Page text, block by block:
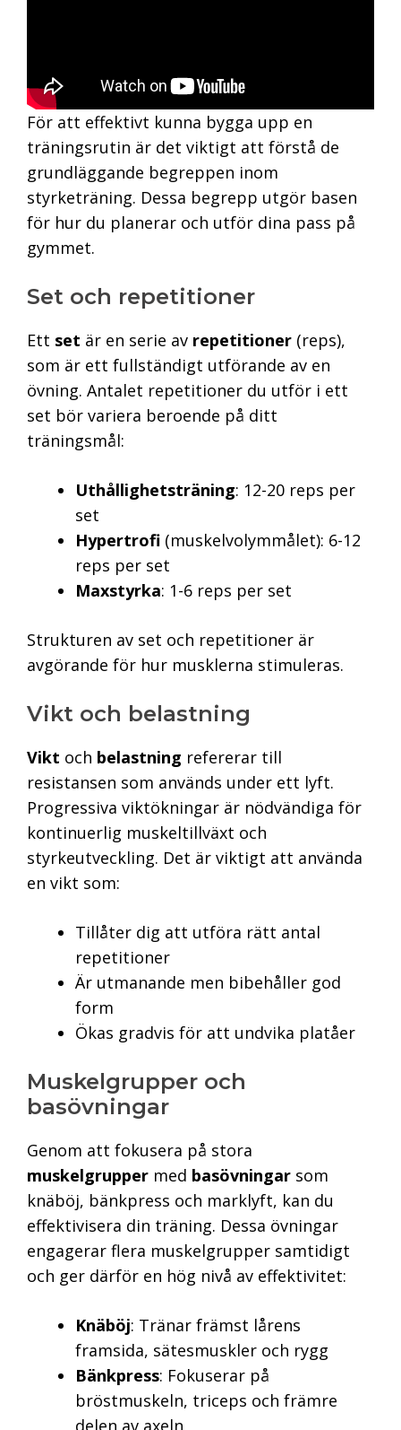
För att effektivt kunna bygga upp en
träningsrutin är det viktigt att förstå de
grundläggande begreppen inom
styrketräning. Dessa begrepp utgör basen
för hur du planerar och utför dina pass på
gymmet.
Set och repetitioner
Ett set är en serie av repetitioner (reps),
som är ett fullständigt utförande av en
övning. Antalet repetitioner du utför i ett
set bör variera beroende på ditt
träningsmål:
Uthållighetsträning: 12-20 reps per
set
Hypertrofi (muskelvolymmålet): 6-12
reps per set
Maxstyrka: 1-6 reps per set
Strukturen av set och repetitioner är
avgörande för hur musklerna stimuleras.
Vikt och belastning
Vikt och belastning refererar till
resistansen som används under ett lyft.
Progressiva viktökningar är nödvändiga för
kontinuerlig muskeltillväxt och
styrkeutveckling. Det är viktigt att använda
en vikt som:
Tillåter dig att utföra rätt antal
repetitioner
Är utmanande men bibehåller god
form
Ökas gradvis för att undvika platåer
Muskelgrupper och
basövningar
Genom att fokusera på stora
muskelgrupper med basövningar som
knäböj, bänkpress och marklyft, kan du
effektivisera din träning. Dessa övningar
engagerar flera muskelgrupper samtidigt
och ger därför en hög nivå av effektivitet:
Knäböj: Tränar främst lårens
framsida, sätesmuskler och rygg
Bänkpress: Fokuserar på
bröstmuskeln, triceps och främre
delen av axeln